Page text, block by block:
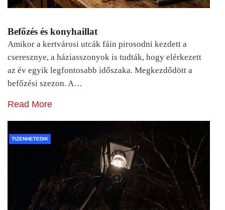
Befőzés és konyhaillat
Amikor a kertvárosi utcák fáin pirosodni kezdett a
cseresznye, a háziasszonyok is tudták, hogy elérkezett
az év egyik legfontosabb időszaka. Megkezdődött a
befőzési szezon. A…
Read More
TIZENHETEDIK